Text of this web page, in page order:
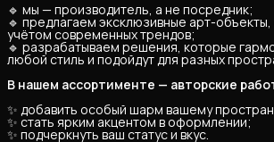
🔹 мы — производитель, а не посредник;
🔹 предлагаем эксклюзивные арт-
учётом современных трендов;
🔹 разрабатываем решения, которые
любой стиль и подойдут для разных
В нашем ассортименте — авторские
✨ добавить особый шарм вашему
✨ стать ярким акцентом в оформлении;
✨ подчеркнуть ваш статус и вкус.